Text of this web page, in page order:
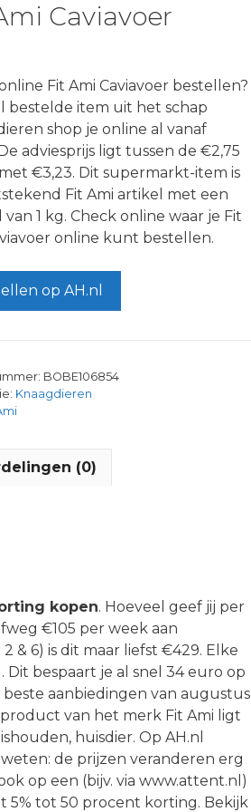
Caviavoer
Fit Ami Caviavoer bestellen?
bestelde item uit het schap
shop je online al vanaf
adviesprijs ligt tussen de €2,75
€3,23. Dit supermarkt-item is
Fit Ami artikel met een
1 kg. Check online waar je Fit
online kunt bestellen.
op AH.nl
BOBE106854
Knaagdieren
(0)
kopen. Hoeveel geef jij per
€105 per week aan
& 6) is dit maar liefst €429. Elke
bespaart je al snel 34 euro op
beste aanbiedingen van augustus
van het merk Fit Ami ligt
huisdier. Op AH.nl
de prijzen veranderen erg
op een (bijv. via www.attent.nl)
5% tot 50 procent korting. Bekijk